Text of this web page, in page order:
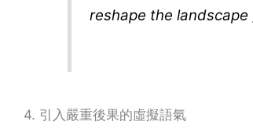
reshape the landscape
4. 引入嚴重後果的虛擬語氣